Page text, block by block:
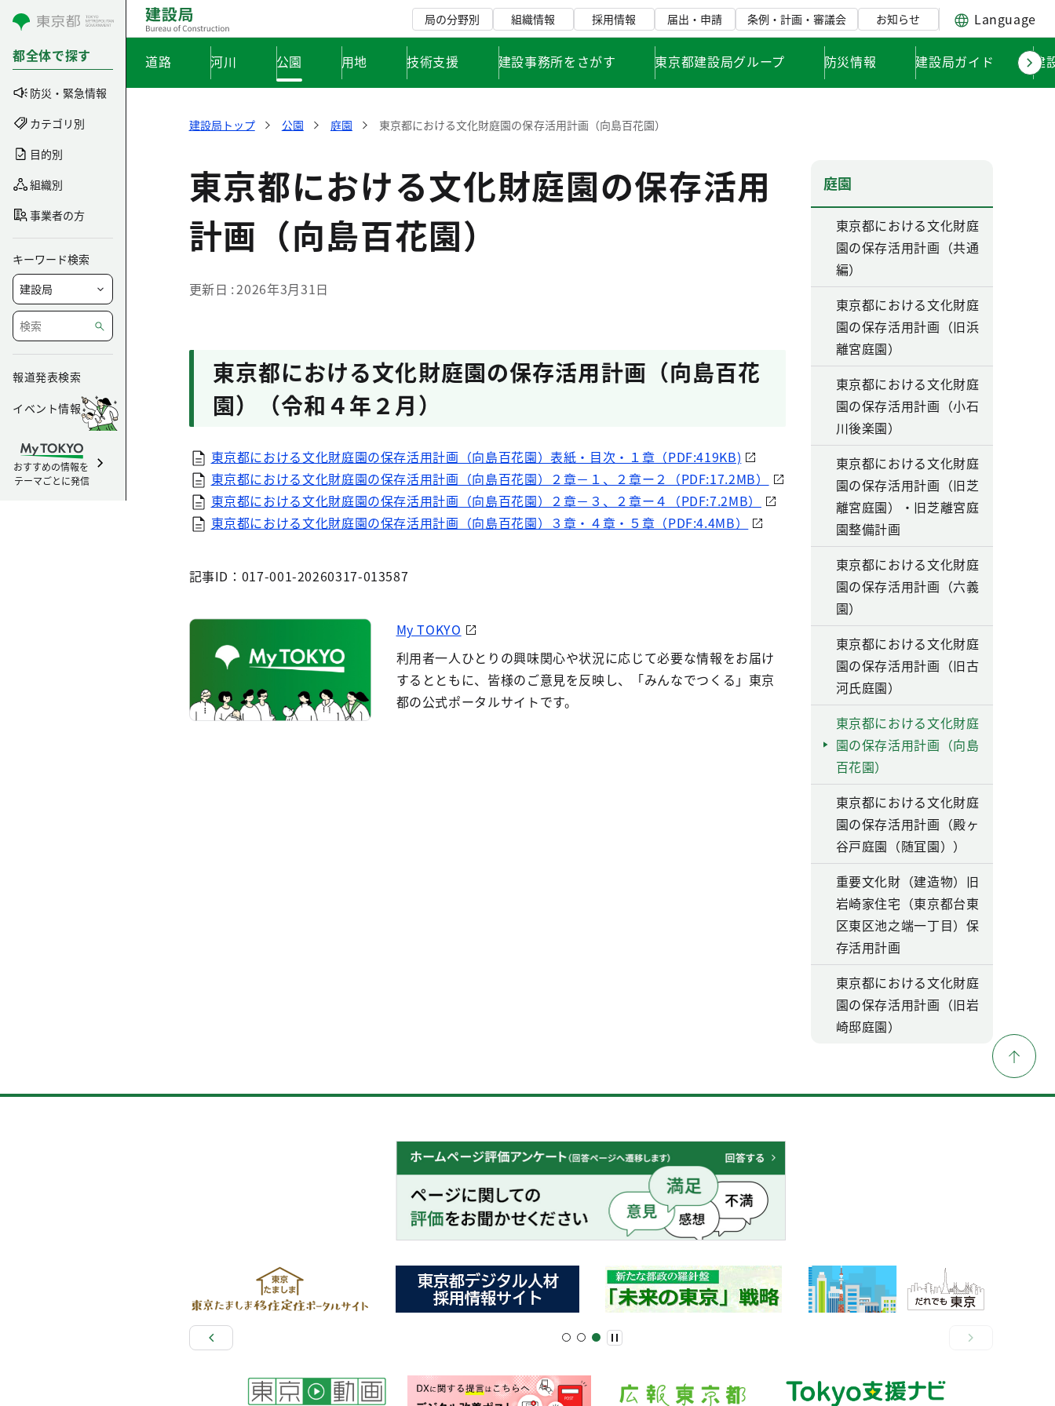
コンテンツにスキップ
都全体で探す
防災・緊急情報
カテゴリ別
目的別
組織別
事業者の方
キーワード検索
報道発表検索
イベント情報
おすすめの情報を
テーマごとに発信
局の分野別 組織情報 採用情報 届出・申請 条例・計画・審議会 お知らせ Language
道路 河川 公園 用地 技術支援 建設事務所をさがす 東京都建設局グループ 防災情報 建設局ガイド 建
建設局トップ 公園 庭園 東京都における文化財庭園の保存活用計画（向島百花園）
東京都における文化財庭園の保存活用
計画（向島百花園）
更新日 2026年3月31日
東京都における文化財庭園の保存活用計画（向島百花
園）（令和４年２月）
東京都における文化財庭園の保存活用計画（向島百花園）表紙・目次・１章（PDF:419KB)
東京都における文化財庭園の保存活用計画（向島百花園）２章－１、２章ー２（PDF:17.2MB）
東京都における文化財庭園の保存活用計画（向島百花園）２章－３、２章ー４（PDF:7.2MB）
東京都における文化財庭園の保存活用計画（向島百花園）３章・４章・５章（PDF:4.4MB）
記事ID：017-001-20260317-013587
My TOKYO
利用者一人ひとりの興味関心や状況に応じて必要な情報をお届け
するとともに、皆様のご意見を反映し、「みんなでつくる」東京
都の公式ポータルサイトです。
庭園
東京都における文化財庭
園の保存活用計画（共通
編）
東京都における文化財庭
園の保存活用計画（旧浜
離宮庭園）
東京都における文化財庭
園の保存活用計画（小石
川後楽園）
東京都における文化財庭
園の保存活用計画（旧芝
離宮庭園）・旧芝離宮庭
園整備計画
東京都における文化財庭
園の保存活用計画（六義
園）
東京都における文化財庭
園の保存活用計画（旧古
河氏庭園）
東京都における文化財庭
園の保存活用計画（向島
百花園）
東京都における文化財庭
園の保存活用計画（殿ヶ
谷戸庭園（随冝園））
重要文化財（建造物）旧
岩崎家住宅（東京都台東
区東区池之端一丁目）保
存活用計画
東京都における文化財庭
園の保存活用計画（旧岩
崎邸庭園）